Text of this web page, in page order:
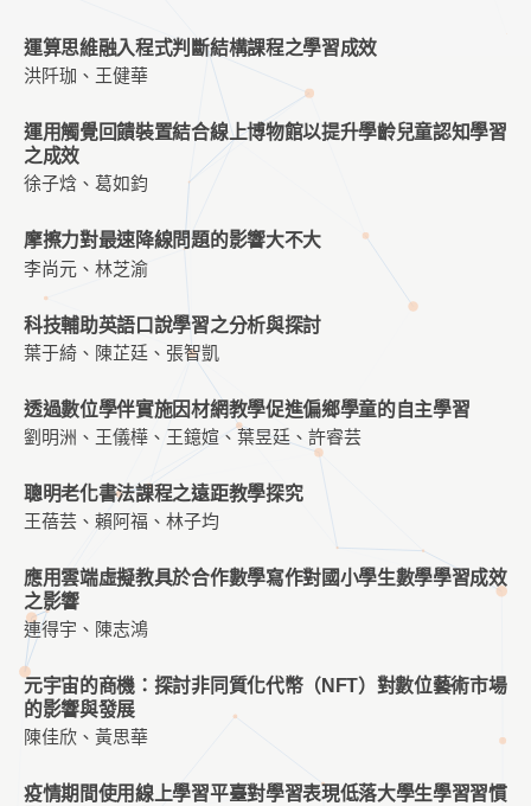
運算思維融入程式判斷結構課程之學習成效
洪阡珈、王健華
運用觸覺回饋裝置結合線上博物館以提升學齡兒童認知學習
之成效
徐子焓、葛如鈞
摩擦力對最速降線問題的影響大不大
李尚元、林芝渝
科技輔助英語口說學習之分析與探討
葉于綺、陳芷廷、張智凱
透過數位學伴實施因材網教學促進偏鄉學童的自主學習
劉明洲、王儀樺、王鐿媗、葉昱廷、許睿芸
聰明老化書法課程之遠距教學探究
王蓓芸、賴阿福、林子均
應用雲端虛擬教具於合作數學寫作對國小學生數學學習成效
之影響
連得宇、陳志鴻
元宇宙的商機：探討非同質化代幣（NFT）對數位藝術市場
的影響與發展
陳佳欣、黃思華
疫情期間使用線上學習平臺對學習表現低落大學生學習習慣